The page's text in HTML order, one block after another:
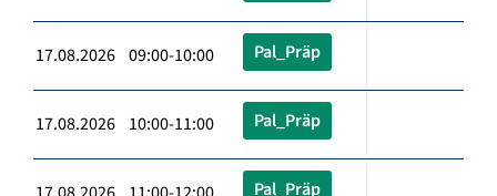
17.08.2026 09:00-10:00 Pal_Präp
17.08.2026 10:00-11:00 Pal_Präp
Pal_Präp